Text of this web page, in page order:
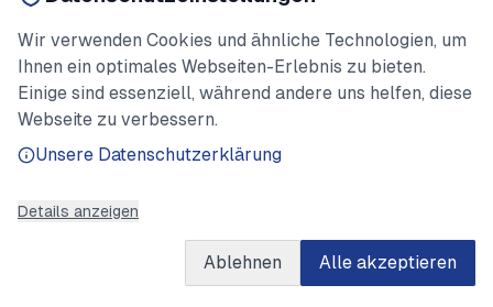
Wir verwenden Cookies und ähnliche Technologien, um
Ihnen ein optimales Webseiten-Erlebnis zu bieten.
Einige sind essenziell, während andere uns helfen, diese
Webseite zu verbessern.
Unsere Datenschutzerklärung
Details anzeigen
Ablehnen Alle akzeptieren